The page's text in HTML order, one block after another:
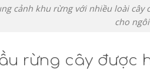
cảnh khu rừng với nhiều loài
cho
rừng cây được